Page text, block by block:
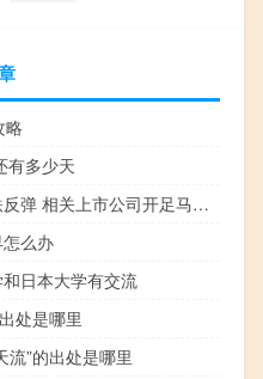
略
有多少天
磷肥价格止跌反弹 相关上市公司开足马力生产
么办
日本大学有交流
处是哪里
流”的出处是哪里